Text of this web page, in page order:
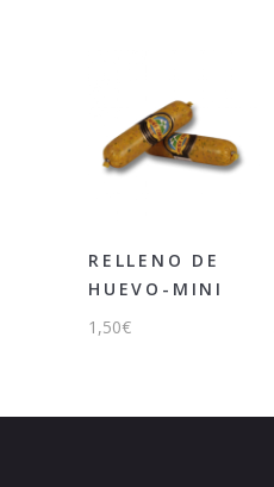
RELLENO DE
HUEVO-MINI
1,50€